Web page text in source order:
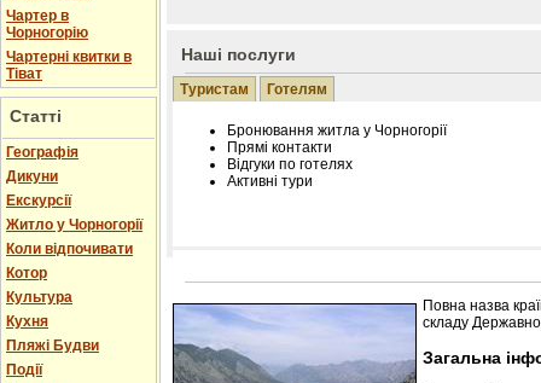
Чартер в
Чорногорію
Чартерні квитки в
Тіват
Статті
Географія
Дикуни
Екскурсії
Житло у Чорногорії
Коли відпочивати
Котор
Культура
Кухня
Пляжі Будви
Події
Наші послуги
Туристам Готелям
Бронювання житла у Чорногорії
Прямі контакти
Відгуки по готелях
Активні тури
Розміщення інформації про готель на
Редагування інформації і цін на вимогу
Лічільник відвідувачів
Повна назва
складу
Загальна